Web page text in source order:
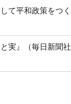
て平和政策をつ
実』（毎日新聞